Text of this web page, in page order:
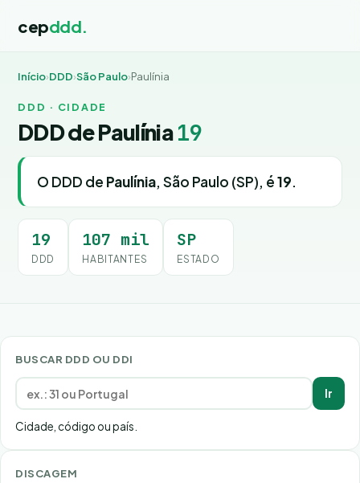
cepddd.
Início›DDD›São Paulo›Paulínia
DDD · CIDADE
DDD de Paulínia19
O DDD de Paulínia, São Paulo (SP), é19.
19
DDD
107 mil
HABITANTES
SP
ESTADO
BUSCAR DDD OU DDI
Ir
Cidade, código ou país.
DISCAGEM